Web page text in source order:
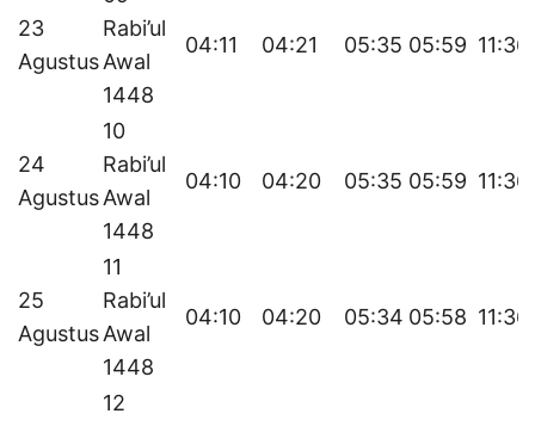
23
Agustus
Rabi’ul
Awal
1448
04:11 04:21 05:35 05:59 11:36
24
Agustus
10
Rabi’ul
Awal
1448
04:10 04:20 05:35 05:59 11:36
25
Agustus
11
Rabi’ul
Awal
1448
04:10 04:20 05:34 05:58 11:36
12